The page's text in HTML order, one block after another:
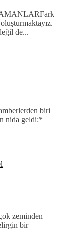
de...
biri
nida geldi:*
zeminden
bir